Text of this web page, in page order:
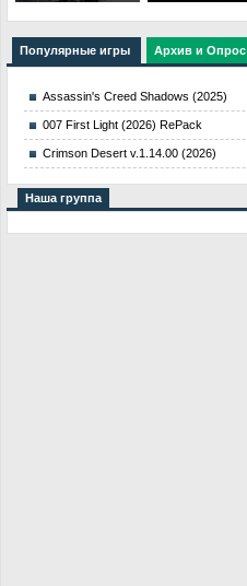
Популярные игры Архив и Опрос
Assassin's Creed Shadows (2025)
007 First Light (2026) RePack
Crimson Desert v.1.14.00 (2026)
Наша группа